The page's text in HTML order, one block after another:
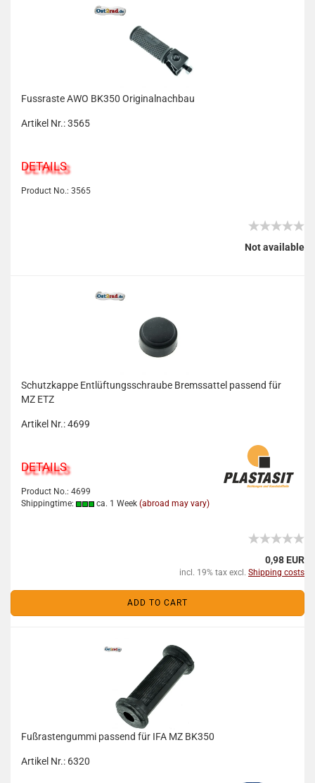
Fussraste AWO BK350 Originalnachbau
Artikel Nr.: 3565
DETAILS
Product No.: 3565
Not available
Schutzkappe Entlüftungsschraube Bremssattel passend für
MZ ETZ
Artikel Nr.: 4699
DETAILS
Product No.: 4699
Shippingtime:
ca. 1 Week (abroad may vary)
0,98 EUR
incl. 19% tax excl. Shipping costs
ADD TO CART
Fußrastengummi passend für IFA MZ BK350
Artikel Nr.: 6320